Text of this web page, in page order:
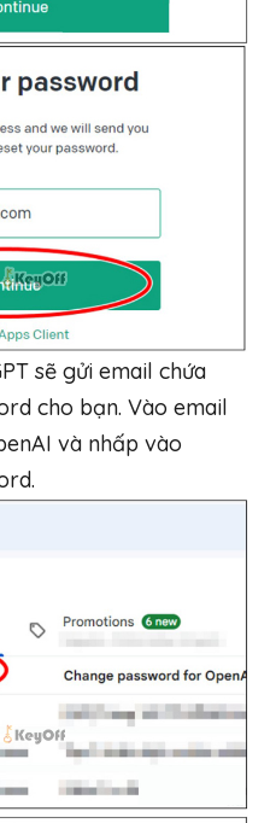
sẽ gửi email chứa
cho bạn. Vào email
và nhấp vào